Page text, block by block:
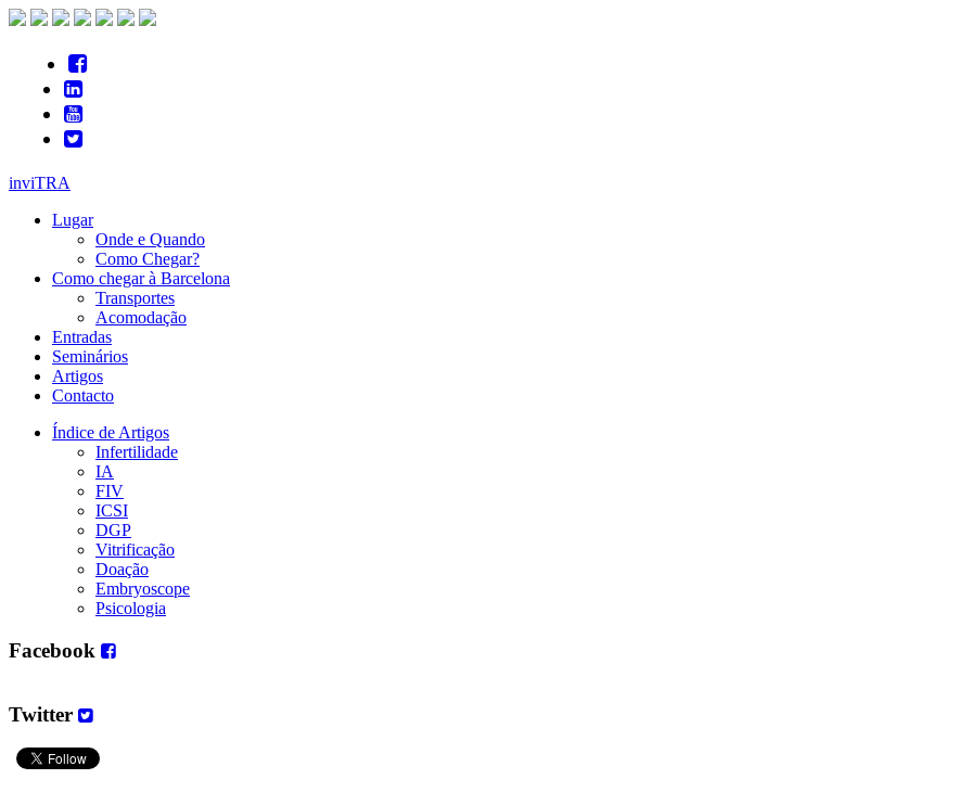
inviTRA
Lugar
Onde e Quando
Como Chegar?
Como chegar à Barcelona
Transportes
Acomodação
Entradas
Seminários
Artigos
Contacto
Índice de Artigos
Infertilidade
IA
FIV
ICSI
DGP
Vitrificação
Doação
Embryoscope
Psicologia
Facebook
Twitter